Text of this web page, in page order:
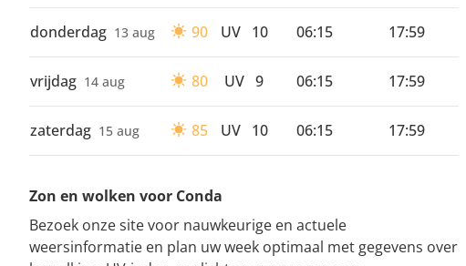
donderdag 13 aug 90 UV 10 06:15 17:59
vrijdag 14 aug 80 UV 9 06:15 17:59
zaterdag 15 aug 85 UV 10 06:15 17:59
Zon en wolken voor Conda
Bezoek onze site voor nauwkeurige en actuele
weersinformatie en plan uw week optimaal met gegevens over